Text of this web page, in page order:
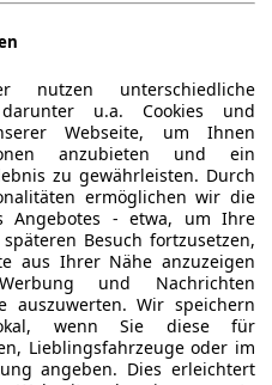
die Richtigkeit der Angaben
Nach Oben
größte Online-Automarkt.
nutzen unterschiedliche
u.a. Cookies und
Webseite, um Ihnen
anzubieten und ein
zu gewährleisten. Durch
ermöglichen wir die
Angebotes - etwa, um Ihre
Besuch fortzusetzen,
aus Ihrer Nähe anzuzeigen
und Nachrichten
auszuwerten. Wir speichern
wenn Sie diese für
Lieblingsfahrzeuge oder im
angeben. Dies erleichtert